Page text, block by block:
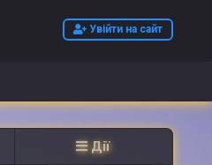
Увійти на сайт
Дії